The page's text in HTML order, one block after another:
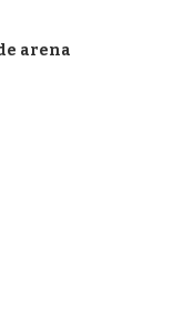
arena